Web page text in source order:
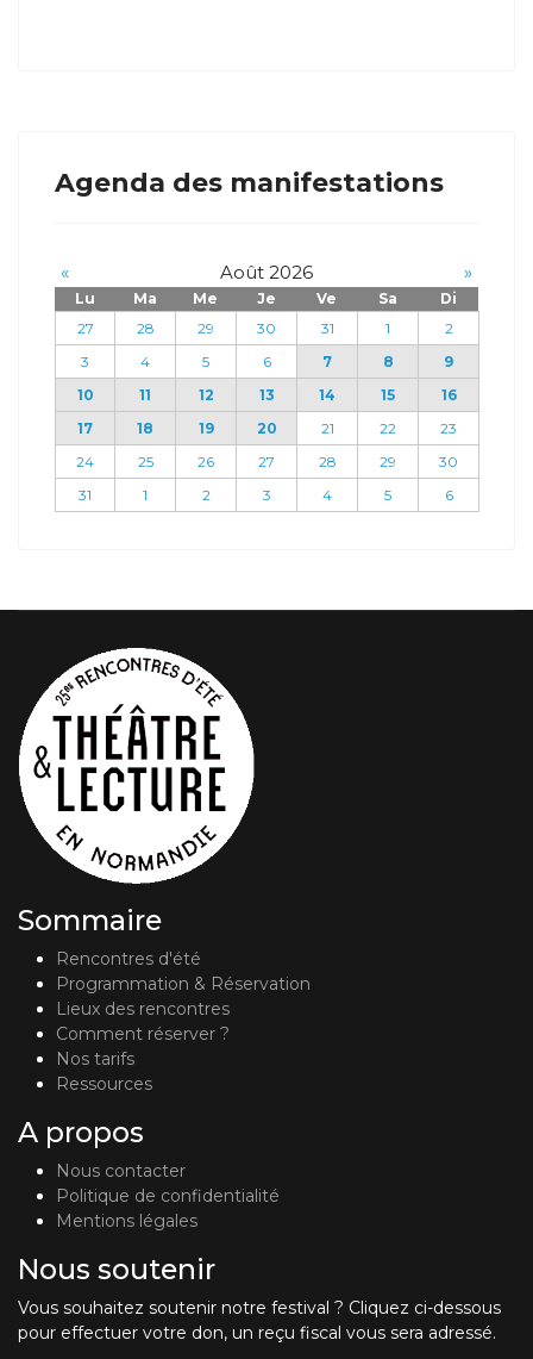
Agenda des manifestations
« Août 2026 »
Lu Ma Me Je Ve Sa
Di
27
28 29 30 31 1
2
3
4 5 6 7 8
9
10
11 12 13 14 15
16
17
18 19 20 21 22
23
24
25 26 27 28 29
30
31
1 2 3 4 5 6
Sommaire
Rencontres d'été
Programmation & Réservation
Lieux des rencontres
Comment réserver ?
Nos tarifs
Ressources
A propos
Nous contacter
Politique de confidentialité
Mentions légales
Nous soutenir
Vous souhaitez soutenir notre festival ? Cliquez ci-dessous
pour effectuer votre don, un reçu fiscal vous sera adressé.